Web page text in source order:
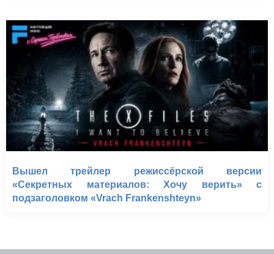
Вышел трейлер режиссёрской версии
«Секретных материалов: Хочу верить» с
подзаголовком «Vrach Frankenshteyn»